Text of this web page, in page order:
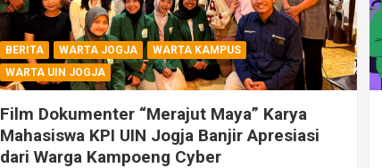
BERITA WARTA JOGJA
WARTA KAMPUS
WARTA UIN JOGJA
Film Dokumenter “Merajut Maya” Karya
Mahasiswa KPI UIN Jogja Banjir Apresiasi
dari Warga Kampoeng Cyber